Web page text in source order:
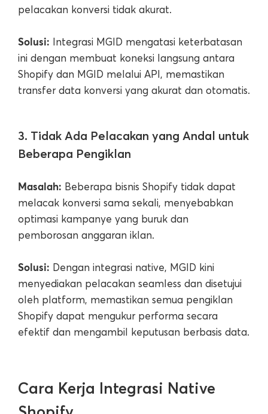
pelacakan konversi tidak akurat.
Solusi: Integrasi MGID mengatasi keterbatasan
ini dengan membuat koneksi langsung antara
Shopify dan MGID melalui API, memastikan
transfer data konversi yang akurat dan otomatis.
3. Tidak Ada Pelacakan yang Andal untuk
Beberapa Pengiklan
Masalah: Beberapa bisnis Shopify tidak dapat
melacak konversi sama sekali, menyebabkan
optimasi kampanye yang buruk dan
pemborosan anggaran iklan.
Solusi: Dengan integrasi native, MGID kini
menyediakan pelacakan seamless dan disetujui
oleh platform, memastikan semua pengiklan
Shopify dapat mengukur performa secara
efektif dan mengambil keputusan berbasis data.
Cara Kerja Integrasi Native